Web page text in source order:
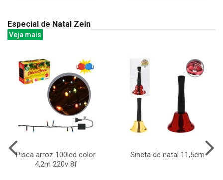
Especial de Natal Zein
Veja mais
Pisca arroz 100led color
4,2m 220v 8f
Sineta de natal 11,5cm